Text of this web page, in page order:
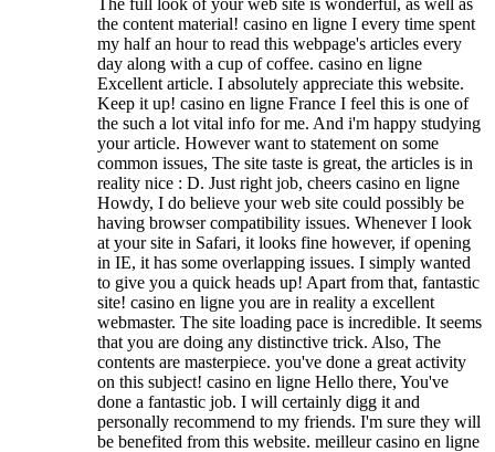
the content material! casino en ligne I every time spent
my half an hour to read this webpage's articles every
day along with a cup of coffee. casino en ligne
Excellent article. I absolutely appreciate this website.
Keep it up! casino en ligne France I feel this is one of
the such a lot vital info for me. And i'm happy studying
your article. However want to statement on some
common issues, The site taste is great, the articles is in
reality nice : D. Just right job, cheers casino en ligne
Howdy, I do believe your web site could possibly be
having browser compatibility issues. Whenever I look
at your site in Safari, it looks fine however, if opening
in IE, it has some overlapping issues. I simply wanted
to give you a quick heads up! Apart from that, fantastic
site! casino en ligne you are in reality a excellent
webmaster. The site loading pace is incredible. It seems
that you are doing any distinctive trick. Also, The
contents are masterpiece. you've done a great activity
on this subject! casino en ligne Hello there, You've
done a fantastic job. I will certainly digg it and
personally recommend to my friends. I'm sure they will
be benefited from this website. meilleur casino en ligne